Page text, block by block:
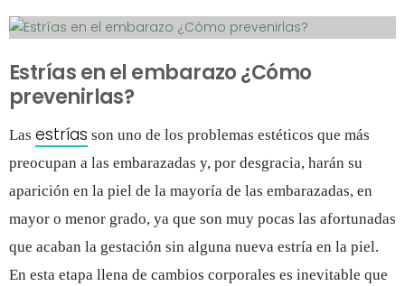
Estrías en el embarazo ¿Cómo
prevenirlas?
Las estrías son uno de los problemas estéticos que más
preocupan a las embarazadas y, por desgracia, harán su
aparición en la piel de la mayoría de las embarazadas, en
mayor o menor grado, ya que son muy pocas las afortunadas
que acaban la gestación sin alguna nueva estría en la piel.
En esta etapa llena de cambios corporales es inevitable que